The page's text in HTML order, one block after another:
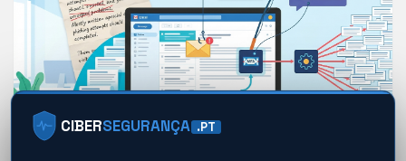
PROFISSIONAIS
THREAT INTELLIGENCE
CIBERSEGURANÇA .PT